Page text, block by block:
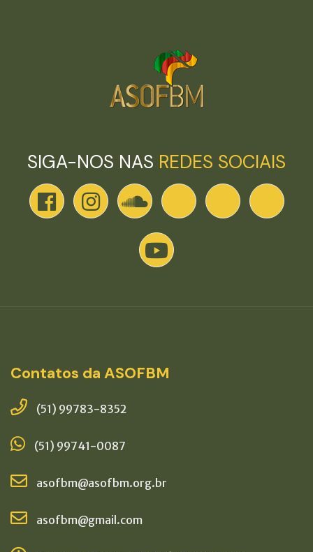
SIGA-NOS NAS REDES SOCIAIS
Contatos da ASOFBM
(51) 99783-8352
(51) 99741-0087
asofbm@asofbm.org.br
asofbm@gmail.com